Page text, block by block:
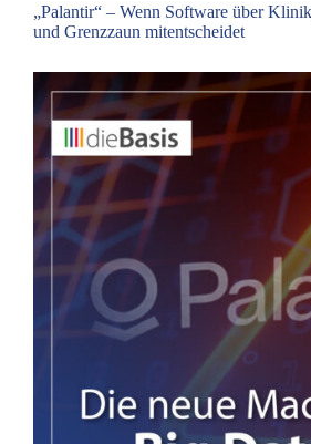
„Palantir“ – Wenn Software über
und Grenzzaun mitentscheidet